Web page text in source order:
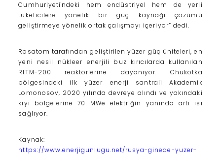
Cumhuriyeti'ndeki hem endüstriyel hem de yerli
tüketicilere yönelik bir güç kaynağı çözümü
geliştirmeye yönelik ortak çalışmayı içeriyor” dedi.
Rosatom tarafından geliştirilen yüzer güç üniteleri, en
yeni nesil nükleer enerjili buz kırıcılarda kullanılan
RITM-200 reaktörlerine dayanıyor. Chukotka
bölgesindeki ilk yüzer enerji santrali Akademik
Lomonosov, 2020 yılında devreye alındı ve yakındaki
kıyı bölgelerine 70 MWe elektriğin yanında artı ısı
sağlıyor.
Kaynak:
https://www.enerjigunlugu.net/rusya-ginede-yuzer-